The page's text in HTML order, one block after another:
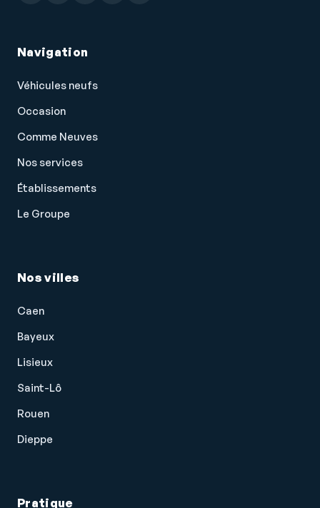
Volant multifonction
Navigation
Véhicules neufs
Occasion
Comme Neuves
Nos services
Établissements
Le Groupe
Nos villes
Caen
Bayeux
Lisieux
Saint-Lô
Rouen
Dieppe
Pratique